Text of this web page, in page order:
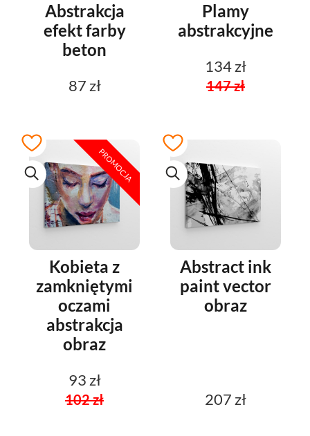
Abstrakcja
efekt farby
beton
87 zł
Plamy
abstrakcyjne
134 zł
147 zł
PROMOCJA
Kobieta z
zamkniętymi
oczami
abstrakcja
obraz
93 zł
102 zł
Abstract ink
paint vector
obraz
207 zł